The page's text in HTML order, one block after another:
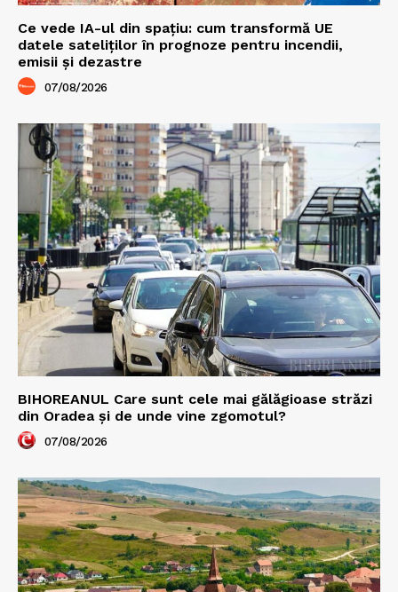
Ce vede IA-ul din spațiu: cum transformă UE
datele sateliților în prognoze pentru incendii,
emisii și dezastre
07/08/2026
BIHOREANUL Care sunt cele mai gălăgioase străzi
din Oradea și de unde vine zgomotul?
07/08/2026